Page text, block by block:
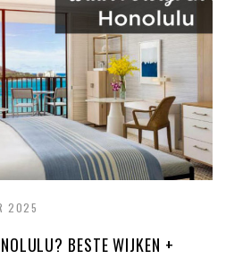
2025
BESTE WIJKEN +